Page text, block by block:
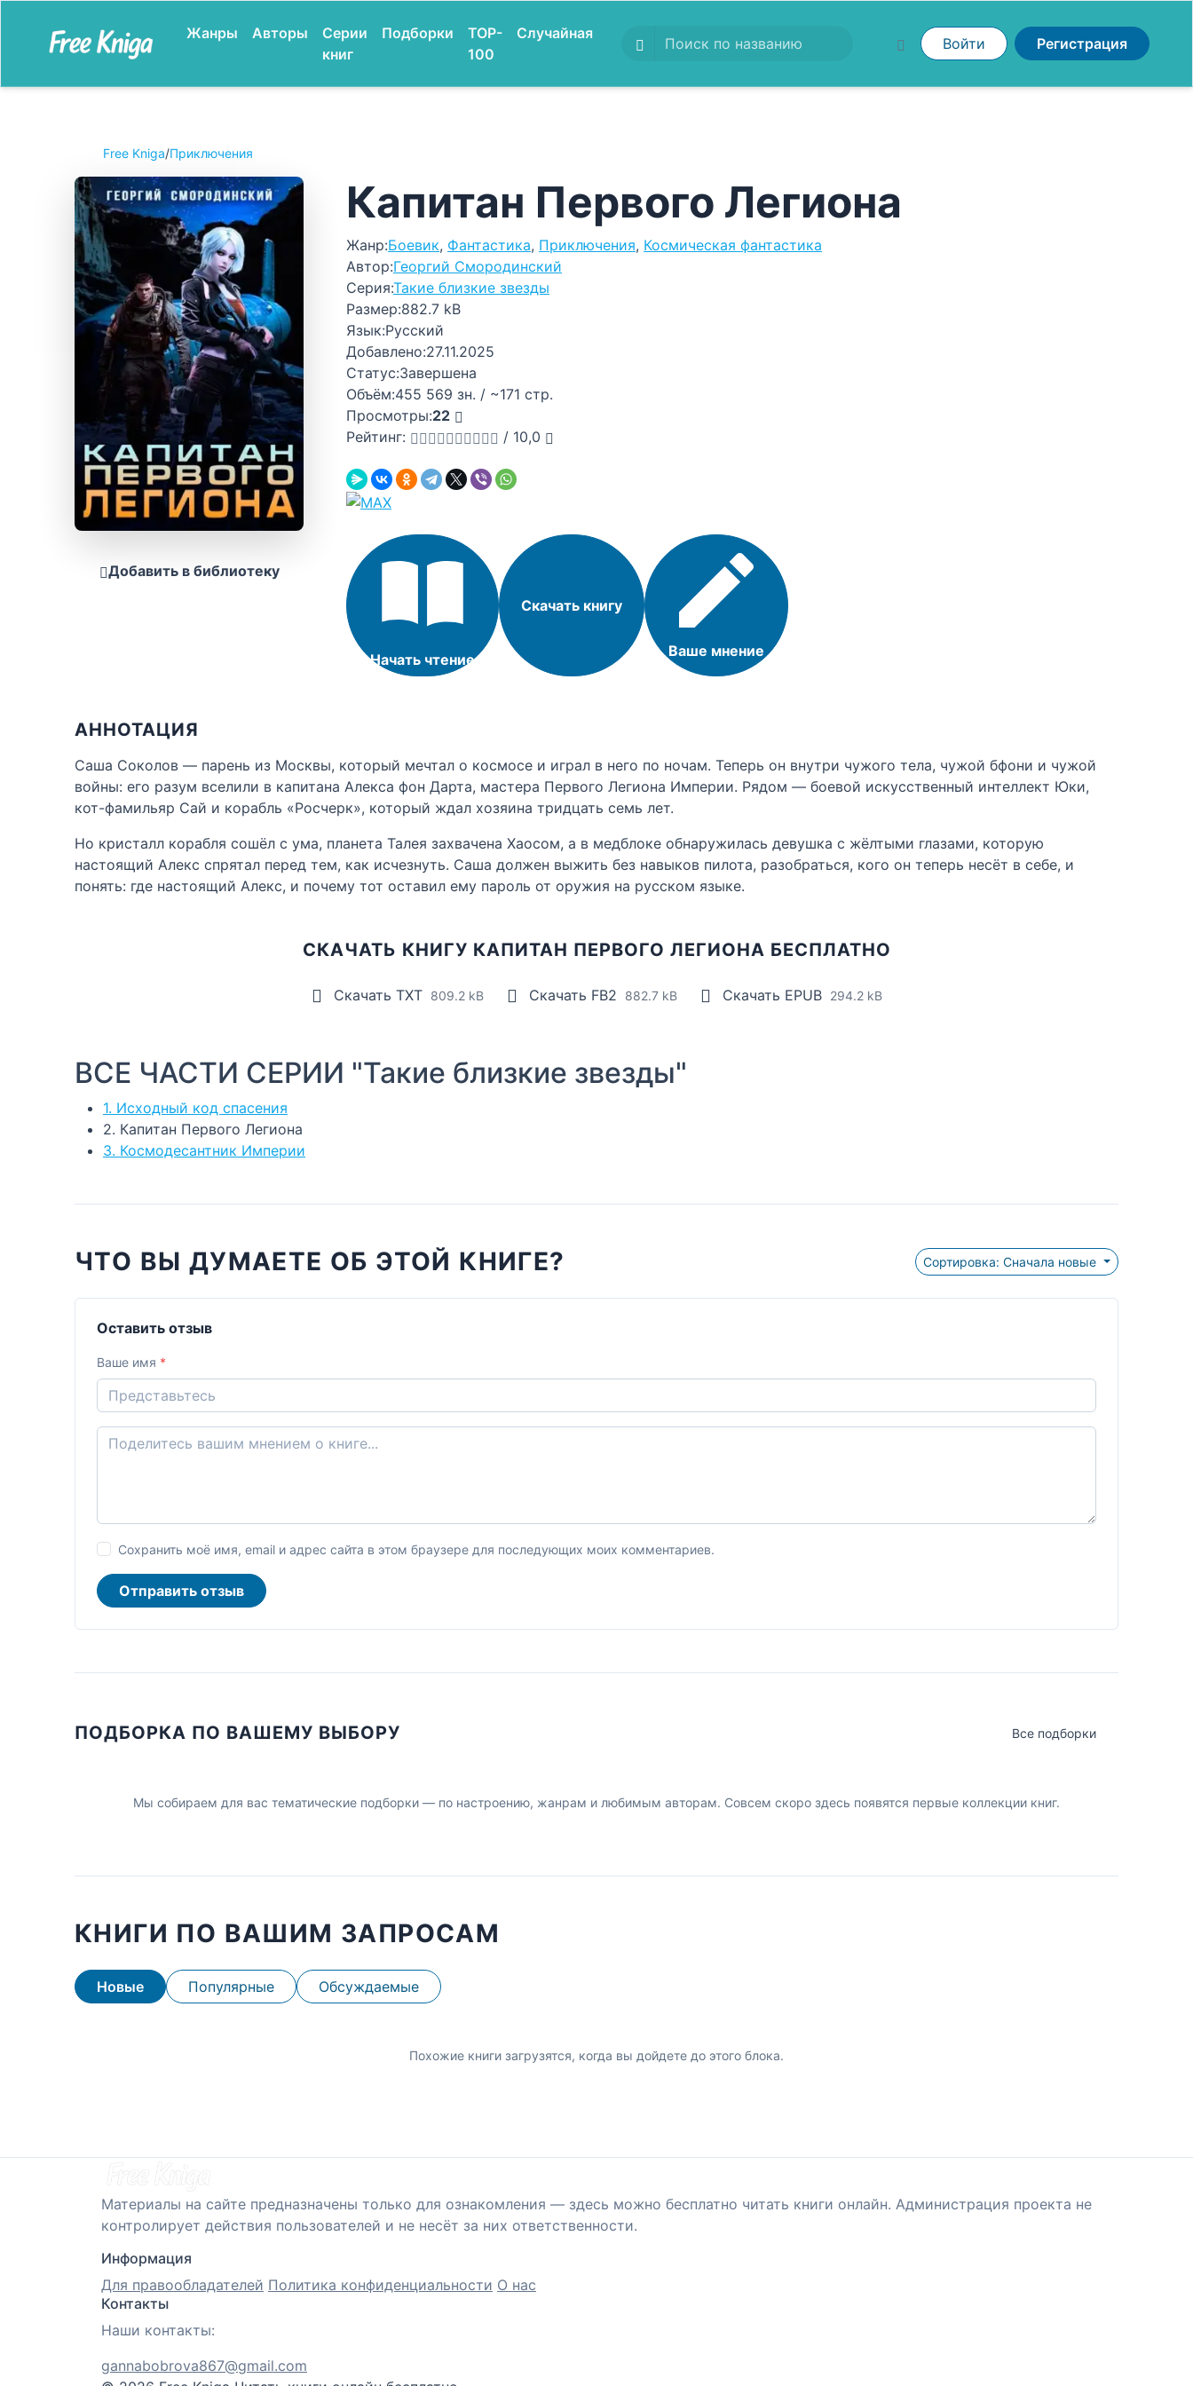
Жанры Авторы
Серии
книг
Подборки
TOP-
100
Случайная
Войти Регистрация
Free Kniga/Приключения
Добавить в библиотеку
Капитан Первого Легиона
Жанр:Боевик, Фантастика, Приключения, Космическая фантастика
Автор:Георгий Смородинский
Серия:Такие близкие звезды
Размер:882.7 kB
Язык:Русский
Добавлено:27.11.2025
Статус:Завершена
Объём:455 569 зн. / ~171 стр.
Просмотры:22
Рейтинг:
/ 10,0
Начать чтение
Скачать книгу
Ваше мнение
АННОТАЦИЯ
Саша Соколов — парень из Москвы, который мечтал о космосе и играл в него по ночам. Теперь он внутри чужого тела, чужой бфони и чужой
войны: его разум вселили в капитана Алекса фон Дарта, мастера Первого Легиона Империи. Рядом — боевой искусственный интеллект Юки,
кот-фамильяр Сай и корабль «Росчерк», который ждал хозяина тридцать семь лет.
Но кристалл корабля сошёл с ума, планета Талея захвачена Хаосом, а в медблоке обнаружилась девушка с жёлтыми глазами, которую
настоящий Алекс спрятал перед тем, как исчезнуть. Саша должен выжить без навыков пилота, разобраться, кого он теперь несёт в себе, и
понять: где настоящий Алекс, и почему тот оставил ему пароль от оружия на русском языке.
СКАЧАТЬ КНИГУ КАПИТАН ПЕРВОГО ЛЕГИОНА БЕСПЛАТНО
Скачать TXT 809.2 kB Скачать FB2 882.7 kB Скачать EPUB 294.2 kB
ВСЕ ЧАСТИ СЕРИИ "Такие близкие звезды"
1. Исходный код спасения
2. Капитан Первого Легиона
3. Космодесантник Империи
ЧТО ВЫ ДУМАЕТЕ ОБ ЭТОЙ КНИГЕ? Сортировка: Сначала новые
Оставить отзыв
Ваше имя *
Сохранить моё имя, email и адрес сайта в этом браузере для последующих моих комментариев.
Отправить отзыв
ПОДБОРКА ПО ВАШЕМУ ВЫБОРУ Все подборки
Мы собираем для вас тематические подборки — по настроению, жанрам и любимым авторам. Совсем скоро здесь появятся первые коллекции книг.
КНИГИ ПО ВАШИМ ЗАПРОСАМ
Новые Популярные Обсуждаемые
Похожие книги загрузятся, когда вы дойдете до этого блока.
Материалы на сайте предназначены только для ознакомления — здесь можно бесплатно читать книги онлайн. Администрация проекта не
контролирует действия пользователей и не несёт за них ответственности.
Информация
Для правообладателей Политика конфиденциальности О нас
Контакты
Наши контакты:
gannabobrova867@gmail.com